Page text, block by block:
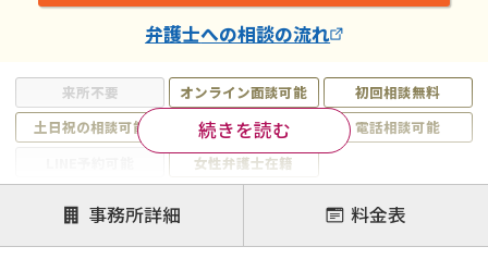
来所不要 オンライン面談可能
初回相談無料
土日祝の相談可能
19時以降電話可能
電話相談可能
女性弁護士在籍
注力案件
離婚前相談
離婚調停 離婚裁判
続きを読む
弁護士への相談の流れ
事務所詳細 料金表